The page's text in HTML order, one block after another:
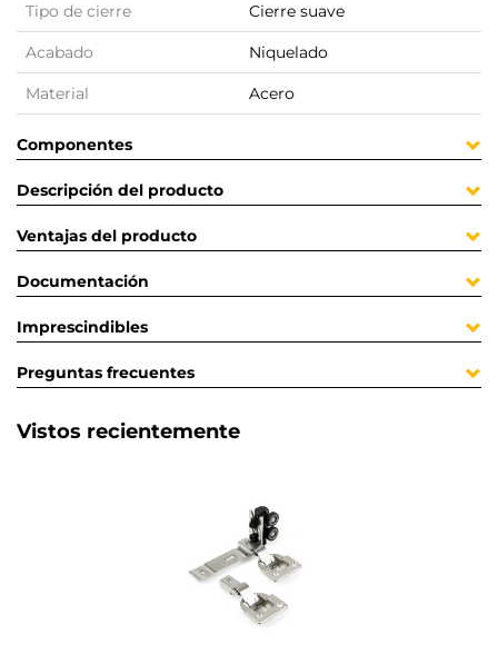
Tipo de cierre Cierre suave
Acabado Niquelado
Material Acero
Componentes
Descripción del producto
Ventajas del producto
Documentación
Imprescindibles
Preguntas frecuentes
Vistos recientemente